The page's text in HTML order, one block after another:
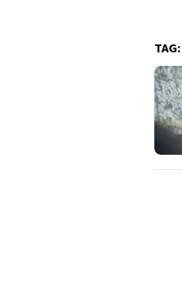
TAG: